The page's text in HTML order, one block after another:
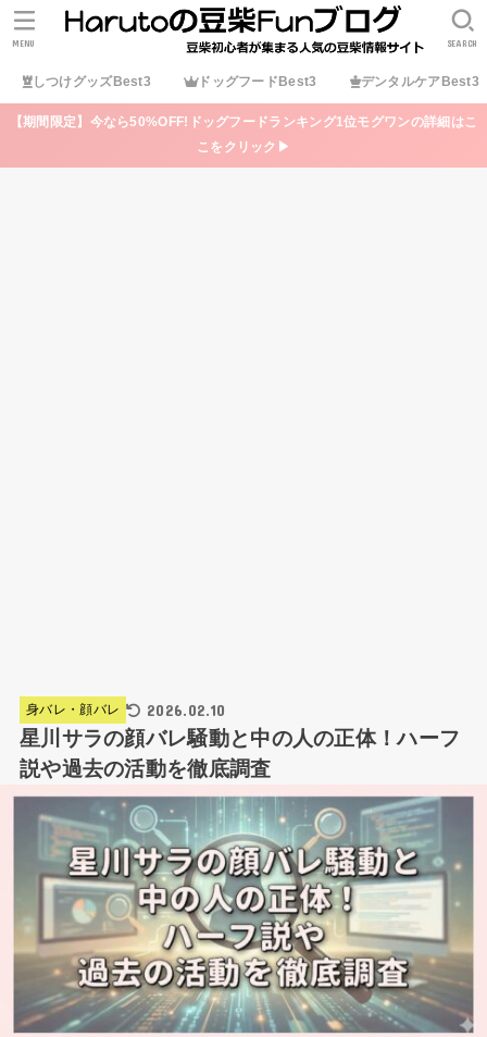
しつけグッズBest3 ドッグフードBest3 デンタルケアBest3
SEARCH
MENU
【期間限定】今なら50%OFF!ドッグフードランキング1位モグワンの詳細はこ
こをクリック▶
身バレ・顔バレ 2026.02.10
星川サラの顔バレ騒動と中の人の正体！ハーフ
説や過去の活動を徹底調査